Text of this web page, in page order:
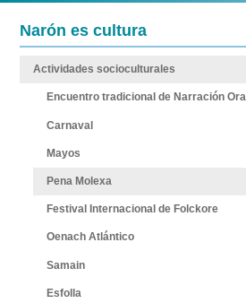
Narón es cultura
Actividades socioculturales
Encuentro tradicional de Narración Oral
Carnaval
Mayos
Pena Molexa
Festival Internacional de Folckore
Oenach Atlántico
Samain
Esfolla